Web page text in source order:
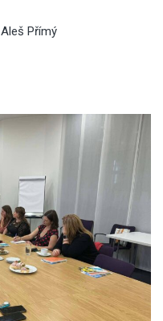
Aleš Přímý